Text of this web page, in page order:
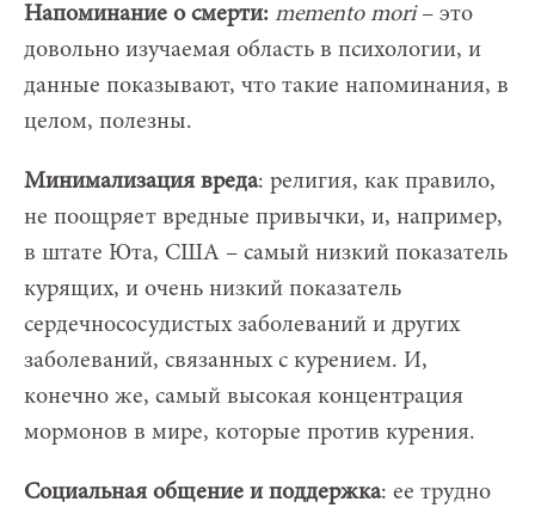
Напоминание о смерти: memento mori– это
довольно изучаемая область в психологии, и
данные показывают, что такие напоминания, в
целом, полезны.
Минимализация вреда: религия, как правило,
не поощряет вредные привычки, и, например,
в штате Юта, США – самый низкий показатель
курящих, и очень низкий показатель
сердечнососудистых заболеваний и других
заболеваний, связанных с курением. И,
конечно же, самый высокая концентрация
мормонов в мире, которые против курения.
Социальная общение и поддержка: ее трудно